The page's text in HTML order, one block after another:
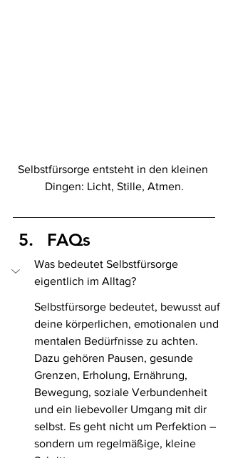
Selbstfürsorge entsteht in den kleinen
Dingen: Licht, Stille, Atmen.
FAQs
Was bedeutet Selbstfürsorge
eigentlich im Alltag?
Selbstfürsorge bedeutet, bewusst auf
deine körperlichen, emotionalen und
mentalen Bedürfnisse zu achten.
Dazu gehören Pausen, gesunde
Grenzen, Erholung, Ernährung,
Bewegung, soziale Verbundenheit
und ein liebevoller Umgang mit dir
selbst. Es geht nicht um Perfektion –
sondern um regelmäßige, kleine